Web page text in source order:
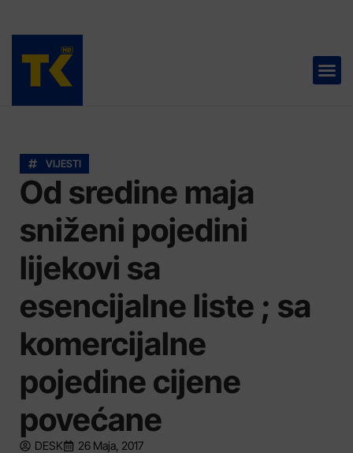
VIJESTI
Od sredine maja
sniženi pojedini
lijekovi sa
esencijalne liste ; sa
komercijalne
pojedine cijene
povećane
DESK 26 Maja, 2017